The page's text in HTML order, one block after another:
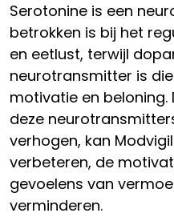
Serotonine is een
betrokken is bij het
en eetlust, terwijl
neurotransmitter is
motivatie en beloning.
deze
verhogen, kan
verbeteren, de
gevoelens van
verminderen.